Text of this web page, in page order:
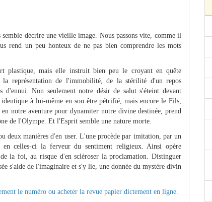
décrire une vieille image. Nous passons vite, comme il
rend un peu honteux de ne pas bien comprendre les mots
plastique, mais elle instruit bien peu le croyant en quête
la représentation de l'immobilité, de la stérilité d'un repos
Non seulement notre désir de salut s'éteint devant
à lui-même en son être pétrifié, mais encore le Fils,
notre aventure pour dynamiter notre divine destinée, prend
de l'Olympe. Et l'Esprit semble une nature morte.
deux manières d'en user. L'une procède par imitation, par un
celles-ci la ferveur du sentiment religieux. Ainsi opère
la foi, au risque d'en scléroser la proclamation. Distinguer
s'aide de l'imaginaire et s'y lie, une donnée du mystère divin
le numéro ou acheter la revue papier dictement en ligne.